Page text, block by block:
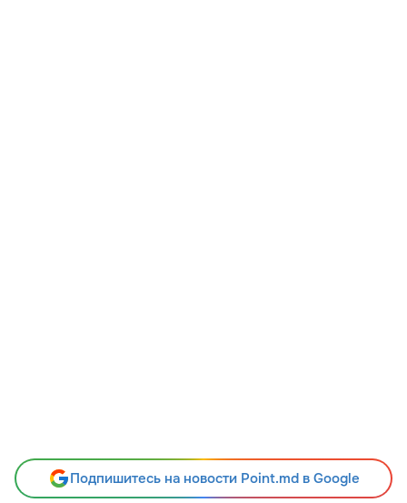
Подпишитесь на новости Point.md в Google